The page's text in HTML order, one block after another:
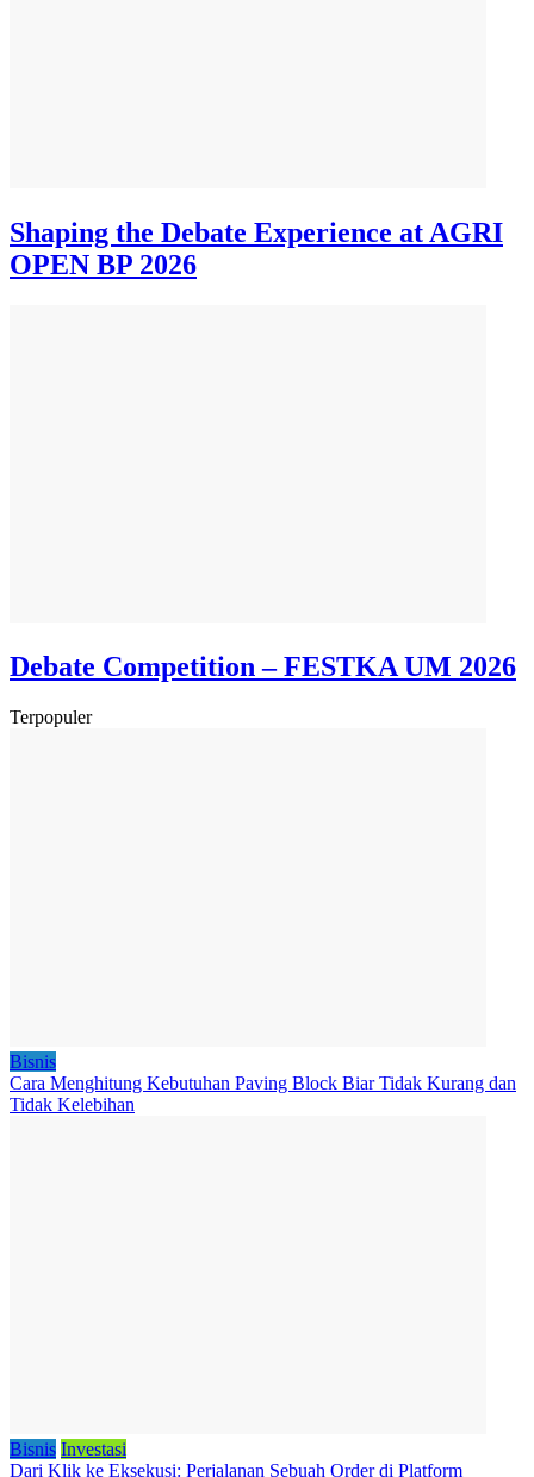
Shaping the Debate Experience at AGRI
OPEN BP 2026
Debate Competition – FESTKA UM 2026
Terpopuler
Bisnis
Cara Menghitung Kebutuhan Paving Block Biar Tidak Kurang dan
Tidak Kelebihan
Bisnis Investasi
Dari Klik ke Eksekusi: Perjalanan Sebuah Order di Platform